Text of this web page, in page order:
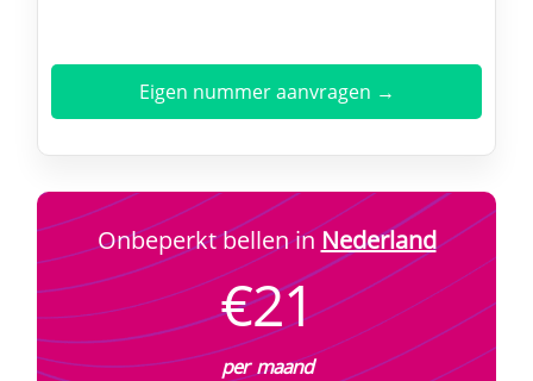
Eigen nummer aanvragen →
Onbeperkt bellen inNederland
€21
per maand